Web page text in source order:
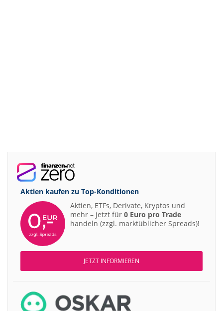
Aktien kaufen zu Top-Konditionen
Aktien, ETFs, Derivate, Kryptos und
mehr – jetzt für 0 Euro pro Trade
handeln (zzgl. marktüblicher Spreads)!
JETZT INFORMIEREN